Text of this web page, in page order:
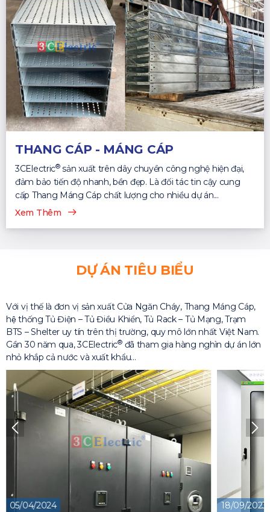
THANG CÁP - MÁNG CÁP
3CElectric®sản xuất trên dây chuyền công nghệ hiện đại,
đảm bảo tiến độ nhanh, bền đẹp. Là đối tác tin cậy cung
cấp Thang Máng Cáp chất lượng cho nhiều dự án...
Xem Thêm
DỰ ÁN TIÊU BIỂU
Với vị thế là đơn vị sản xuất Cửa Ngăn Cháy, Thang Máng Cáp,
hệ thống Tủ Điện – Tủ Điều Khiển, Tủ Rack – Tủ Mạng, Trạm
BTS – Shelter uy tín trên thị trường, quy mô lớn nhất Việt Nam.
Gần 30 năm qua, 3CElectric®đã tham gia hàng nghìn dự án lớn
nhỏ khắp cả nước và xuất khẩu…
18/09/2023 13/05/2026